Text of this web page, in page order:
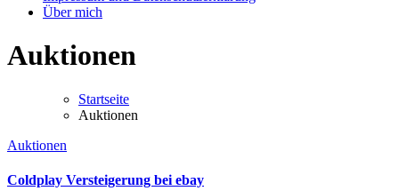
Über mich
Auktionen
Startseite
Auktionen
Auktionen
Coldplay Versteigerung bei ebay